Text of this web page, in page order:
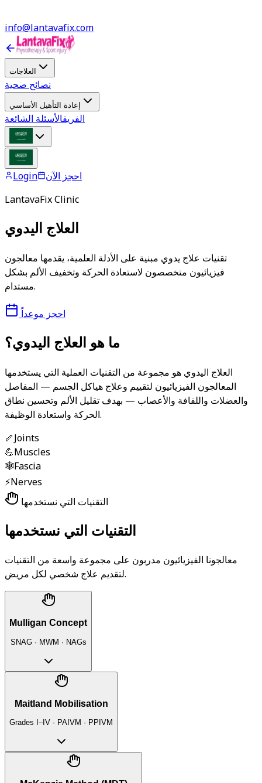
info@lantavafix.com
العلاجات
نصائح صحية
إعادة التأهيل الأساسي
الفريقالأسئلة الشائعة
Login
احجز الآن
LantavaFix Clinic
العلاج اليدوي
تقنيات علاج يدوي مبنية على الأدلة العلمية، يقدمها معالجون
فيزيائيون متخصصون لاستعادة الحركة وتخفيف الألم بشكل
مستدام.
احجز موعداً
ما هو العلاج اليدوي؟
العلاج اليدوي هو مجموعة من التقنيات العملية التي يستخدمها
المعالجون الفيزيائيون لتقييم وعلاج هياكل الجسم — المفاصل
والعضلات واللفافة والأعصاب — بهدف تقليل الألم وتحسين نطاق
الحركة واستعادة الوظيفة.
🦴Joints
💪Muscles
🕸️Fascia
⚡Nerves
التقنيات التي نستخدمها
التقنيات التي نستخدمها
معالجونا الفيزيائيون مدربون على مجموعة واسعة من التقنيات
لتقديم علاج شخصي لكل مريض.
Mulligan Concept
SNAG · MWM · NAGs
Maitland Mobilisation
Grades I–IV · PAIVM · PPIVM